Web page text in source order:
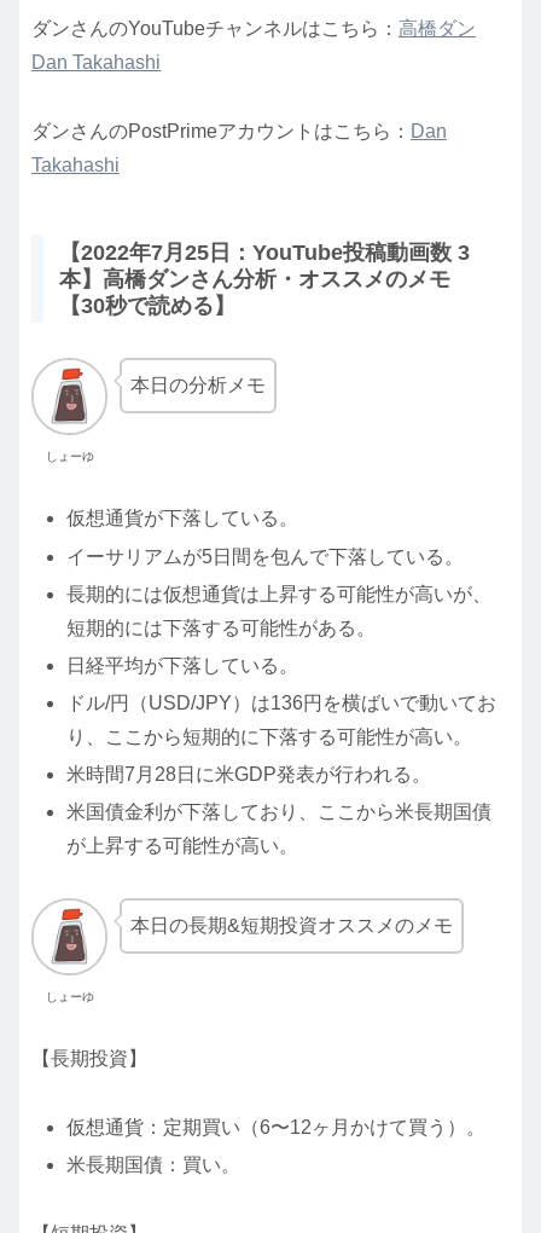
ダンさんのYouTubeチャンネルはこちら： 高橋ダン
Dan Takahashi
ダンさんのPostPrimeアカウントはこちら： Dan
Takahashi
【2022年7月25日：YouTube投稿動画数 3
本】高橋ダンさん分析・オススメのメモ
【30秒で読める】
しょーゆ
本日の分析メモ
仮想通貨が下落している。
イーサリアムが5日間を包んで下落している。
長期的には仮想通貨は上昇する可能性が高いが、
短期的には下落する可能性がある。
日経平均が下落している。
ドル/円（USD/JPY）は136円を横ばいで動いてお
り、ここから短期的に下落する可能性が高い。
米時間7月28日に米GDP発表が行われる。
米国債金利が下落しており、ここから米長期国債
が上昇する可能性が高い。
しょーゆ
本日の長期&短期投資オススメのメモ
【長期投資】
仮想通貨：定期買い（6〜12ヶ月かけて買う）。
米長期国債：買い。